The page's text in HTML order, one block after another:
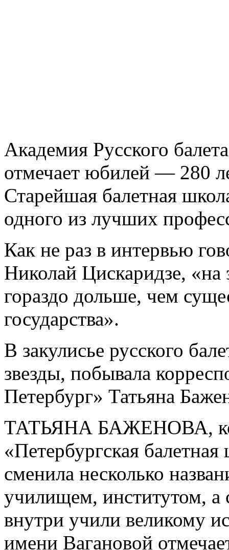
Академия Русского
отмечает юбилей — 280
Старейшая балетная
одного из лучших
Как не раз в интервью
Николай Цискаридзе, «на
гораздо дольше, чем
государства».
В закулисье русского
звезды, побывала
Петербург» Татьяна
ТАТЬЯНА БАЖЕНОВА,
«Петербургская
сменила несколько
училищем, институтом, а
внутри учили великому
имени Вагановой